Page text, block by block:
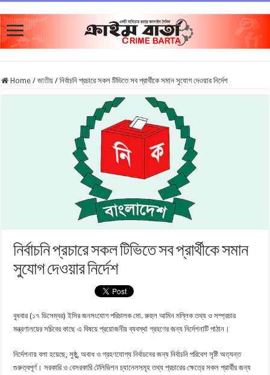
Home / জাতীয় / নির্বাচনি প্রচারে সকল টিভিতে সব প্রার্থীকে সমান সুযোগ দেওয়ার নির্দেশ
নির্বাচনি প্রচারে সকল টিভিতে সব প্রার্থীকে সমান
সুযোগ দেওয়ার নির্দেশ
বুধবার (১৭ ডিসেম্বর) ইসির জনসংযোগ পরিচালক মো. রুহুল আমিন মল্লিক তথ্য ও সম্প্রচার
মন্ত্রণালয়ের সচিবের কাছে এ বিষয়ে প্রয়োজনীয় ব্যবস্থা গ্রহণের জন্য নির্দেশনাটি পাঠান।
নির্দেশনায় বলা হয়েছে, সুষ্ঠু, অবাধ ও গ্রহণযোগ্য নির্বাচনের জন্য নির্বাচনি পরিবেশ সৃষ্টি অত্যন্ত
গুরুত্বপূর্ণ। সরকারি ও বেসরকারি টেলিভিশন চ্যানেলসমূহ তথ্য প্রচারের ক্ষেত্রে সকল প্রার্থীর জন্য